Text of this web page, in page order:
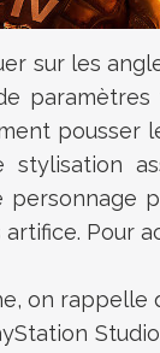
sur les
paramètres
pousser
stylisation
personnage
Pour
on rappelle